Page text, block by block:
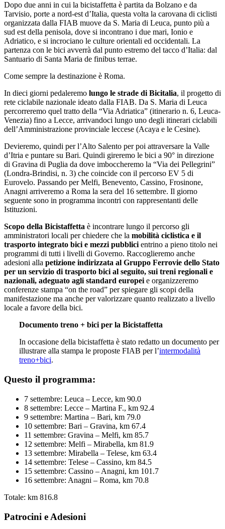
Dopo due anni in cui la bicistaffetta è partita da Bolzano e da
Tarvisio, porte a nord-est d’Italia, questa volta la carovana di ciclisti
organizzata dalla FIAB muove da S. Maria di Leuca, punto più a
sud est della penisola, dove si incontrano i due mari, Ionio e
Adriatico, e si incrociano le culture orientali ed occidentali. La
partenza con le bici avverrà dal punto estremo del tacco d’Italia: dal
Santuario di Santa Maria de finibus terrae.
Come sempre la destinazione è Roma.
In dieci giorni pedaleremo lungo le strade di Bicitalia, il progetto di
rete ciclabile nazionale ideato dalla FIAB. Da S. Maria di Leuca
percorreremo quel tratto della “Via Adriatica” (itinerario n. 6, Leuca-
Venezia) fino a Lecce, arrivandoci lungo uno degli itinerari ciclabili
dell’Amministrazione provinciale leccese (Acaya e le Cesine).
Devieremo, quindi per l’Alto Salento per poi attraversare la Valle
d’Itria e puntare su Bari. Quindi gireremo le bici a 90° in direzione
di Gravina di Puglia da dove imboccheremo la “Via dei Pellegrini”
(Londra-Brindisi, n. 3) che coincide con il percorso EV 5 di
Eurovelo. Passando per Melfi, Benevento, Cassino, Frosinone,
Anagni arriveremo a Roma la sera del 16 settembre. Il giorno
seguente sono in programma incontri con rappresentanti delle
Istituzioni.
Scopo della Bicistaffetta è incontrare lungo il percorso gli
amministratori locali per chiedere che la mobilità ciclistica e il
trasporto integrato bici e mezzi pubblicientrino a pieno titolo nei
programmi di tutti i livelli di Governo. Raccoglieremo anche
adesioni alla petizione indirizzata al Gruppo Ferrovie dello Stato
per un servizio di trasporto bici al seguito, sui treni regionali e
nazionali, adeguato agli standard europeie organizzeremo
conferenze stampa “on the road” per spiegare gli scopi della
manifestazione ma anche per valorizzare quanto realizzato a livello
locale a favore della bici.
Documento treno + bici per la Bicistaffetta
In occasione della bicistaffetta è stato redatto un documento per
illustrare alla stampa le proposte FIAB per l’intermodalità
treno+bici.
Questo il programma:
7 settembre: Leuca – Lecce, km 90.0
8 settembre: Lecce – Martina F., km 92.4
9 settembre: Martina – Bari, km 79.0
10 settembre: Bari – Gravina, km 67.4
11 settembre: Gravina – Melfi, km 85.7
12 settembre: Melfi – Mirabella, km 81.9
13 settembre: Mirabella – Telese, km 63.4
14 settembre: Telese – Cassino, km 84.5
15 settembre: Cassino – Anagni, km 101.7
16 settembre: Anagni – Roma, km 70.8
Totale: km 816.8
Patrocini e Adesioni